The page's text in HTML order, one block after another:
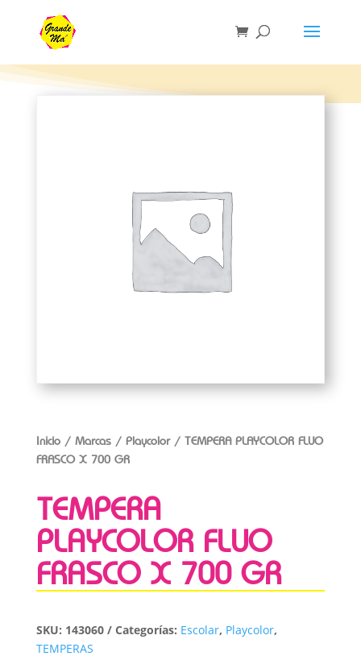
Inicio/ Marcas/ Playcolor/ TEMPERA PLAYCOLOR FLUO
FRASCO X 700 GR
TEMPERA
PLAYCOLOR FLUO
FRASCO X 700 GR
SKU: 143060 Categorías: Escolar, Playcolor,
TEMPERAS